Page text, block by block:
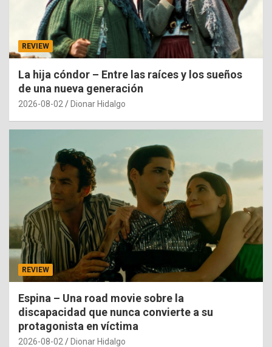
REVIEW
La hija cóndor – Entre las raíces y los sueños
de una nueva generación
2026-08-02 Dionar Hidalgo
REVIEW
Espina – Una road movie sobre la
discapacidad que nunca convierte a su
protagonista en víctima
2026-08-02 Dionar Hidalgo